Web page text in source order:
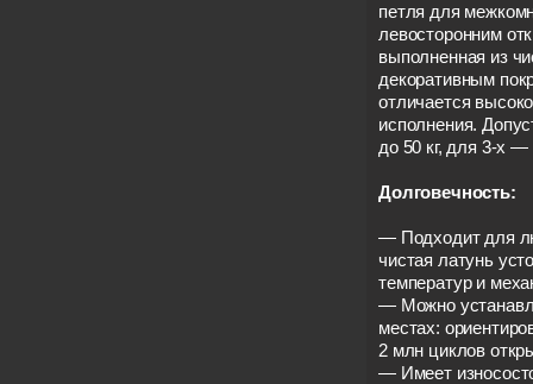
петля для
левосторонним
выполненная из
декоративным
отличается
исполнения.
до 50 кг, для 3-х —
Долговечность:
— Подходит для
чистая латунь
температур и
— Можно
местах:
2 млн циклов
— Имеет